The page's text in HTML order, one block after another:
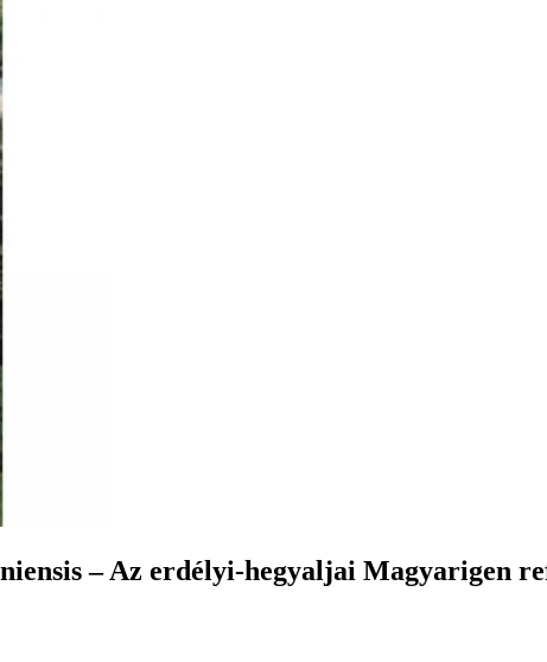
– Az erdélyi-hegyaljai Magyarigen